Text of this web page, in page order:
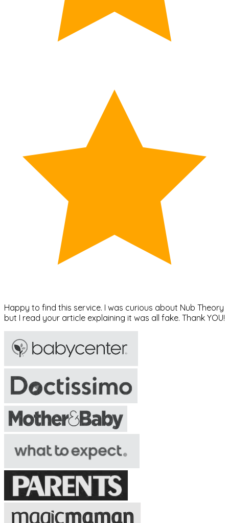
Happy to find this service. I was curious about Nub Theory
but I read your article explaining it was all fake. Thank YOU!